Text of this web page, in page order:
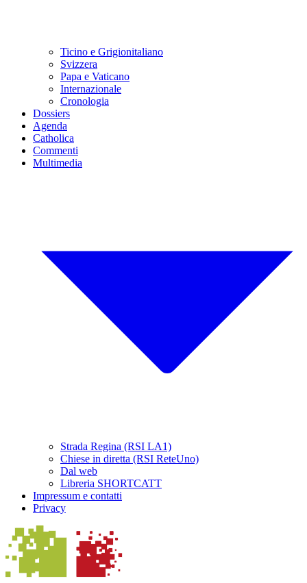
Ticino e Grigionitaliano
Svizzera
Papa e Vaticano
Internazionale
Cronologia
Dossiers
Agenda
Catholica
Commenti
Multimedia
Strada Regina (RSI LA1)
Chiese in diretta (RSI ReteUno)
Dal web
Libreria SHORTCATT
Impressum e contatti
Privacy